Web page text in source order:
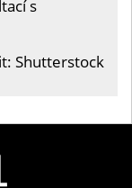
s
Shutterstock